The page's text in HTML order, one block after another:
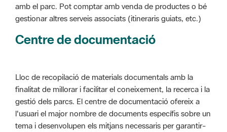
amb el parc. Pot comptar amb venda de productes o bé
gestionar altres serveis associats (itineraris guiats, etc.)
Centre de documentació
Lloc de recopilació de materials documentals amb la
finalitat de millorar i facilitar el coneixement, la recerca i la
gestió dels parcs. El centre de documentació ofereix a
l'usuari el major nombre de documents específis sobre un
tema i desenvolupen els mitjans necessaris per garantir-